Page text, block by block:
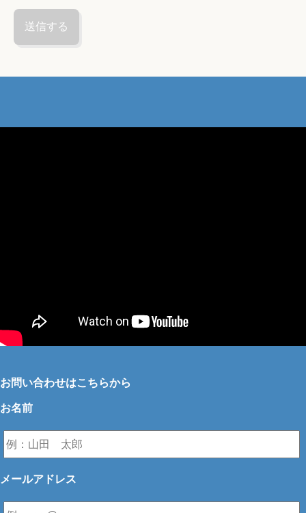
お問い合わせはこちらから
お名前
メールアドレス